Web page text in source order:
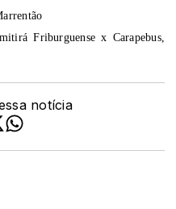
Friburguense x Carapebus,
notícia